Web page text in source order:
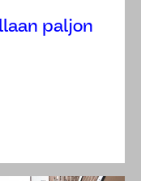
paljon